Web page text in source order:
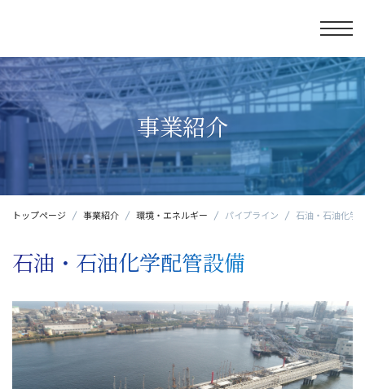
事業紹介
トップページ 事業紹介 環境・エネルギー パイプライン 石油・石油化学
石油・石油化学配管設備